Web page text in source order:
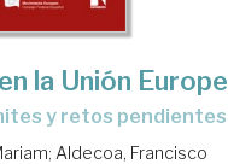
la Unión
y retos pendientes
; Aldecoa, Francisco